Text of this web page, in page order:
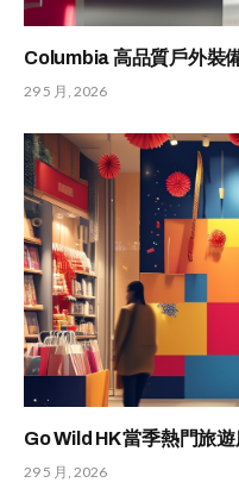
Columbia 高品質戶外裝
29 5 月, 2026
Go Wild HK 當季熱門旅
29 5 月, 2026